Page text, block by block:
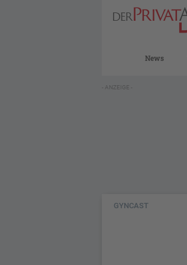
News
- ANZEIGE -
GYNCAST